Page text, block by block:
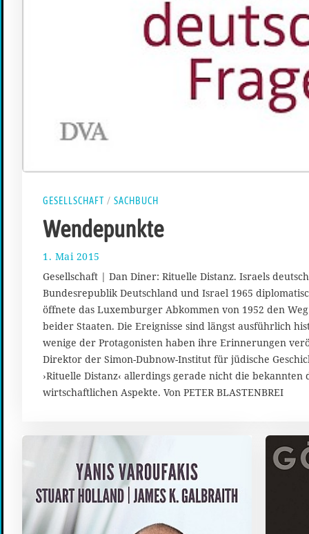
GESELLSCHAFT / SACHBUCH
Wendepunkte
1. Mai 2015
5
A
p
r
i
2
0
1
Gesellschaft | Dan Diner: Rituelle Distanz. Israels
Bundesrepublik Deutschland und Israel 1965
öffnete das Luxemburger Abkommen von 1952 den
beider Staaten. Die Ereignisse sind längst ausführlich
wenige der Protagonisten haben ihre Erinnerungen
Direktor der Simon-Dubnow-Institut für jüdische
›Rituelle Distanz‹ allerdings gerade nicht die
wirtschaftlichen Aspekte. Von PETER BLASTENBREI